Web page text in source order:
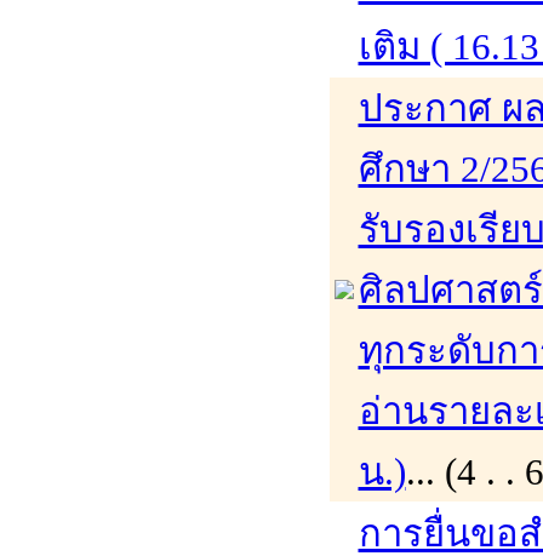
เติม (
ประกาศ ผ
ศึกษา 2/
รับรองเรี
ศิลปศาสต
ทุกระดับก
อ่านรายละ
น.)... (4 .
การยื่นขอ